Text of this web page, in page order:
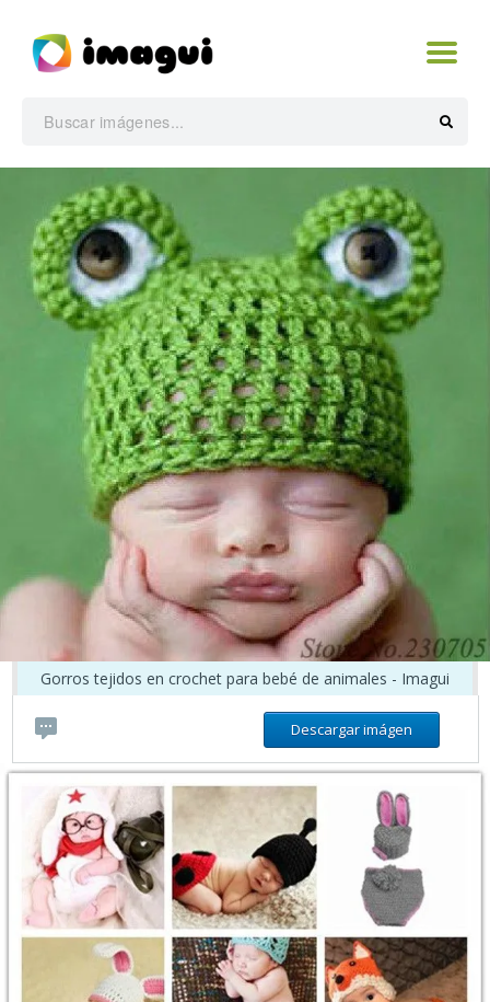
Gorros tejidos en crochet para bebé de animales - Imagui
Descargar imágen